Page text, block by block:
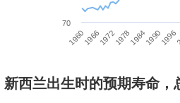
1960196619721978198419901996
70
新西兰出生时的预期寿命，